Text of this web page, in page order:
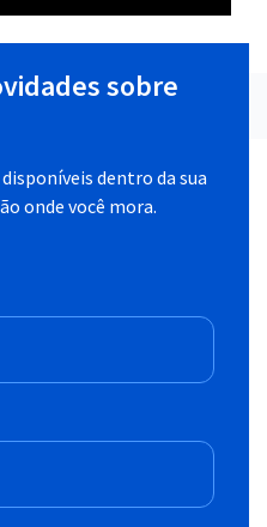
sobre
dentro da sua
onde você mora.